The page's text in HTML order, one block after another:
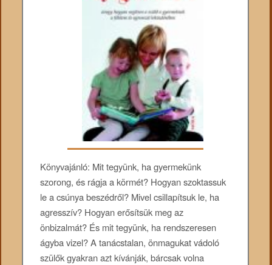
Könyvajánló: Mit tegyünk, ha gyermekünk
szorong, és rágja a körmét? Hogyan szoktassuk
le a csúnya beszédről? Mivel csillapítsuk le, ha
agresszív? Hogyan erősítsük meg az
önbizalmát? És mit tegyünk, ha rendszeresen
ágyba vizel? A tanácstalan, önmagukat vádoló
szülők gyakran azt kívánják, bárcsak volna